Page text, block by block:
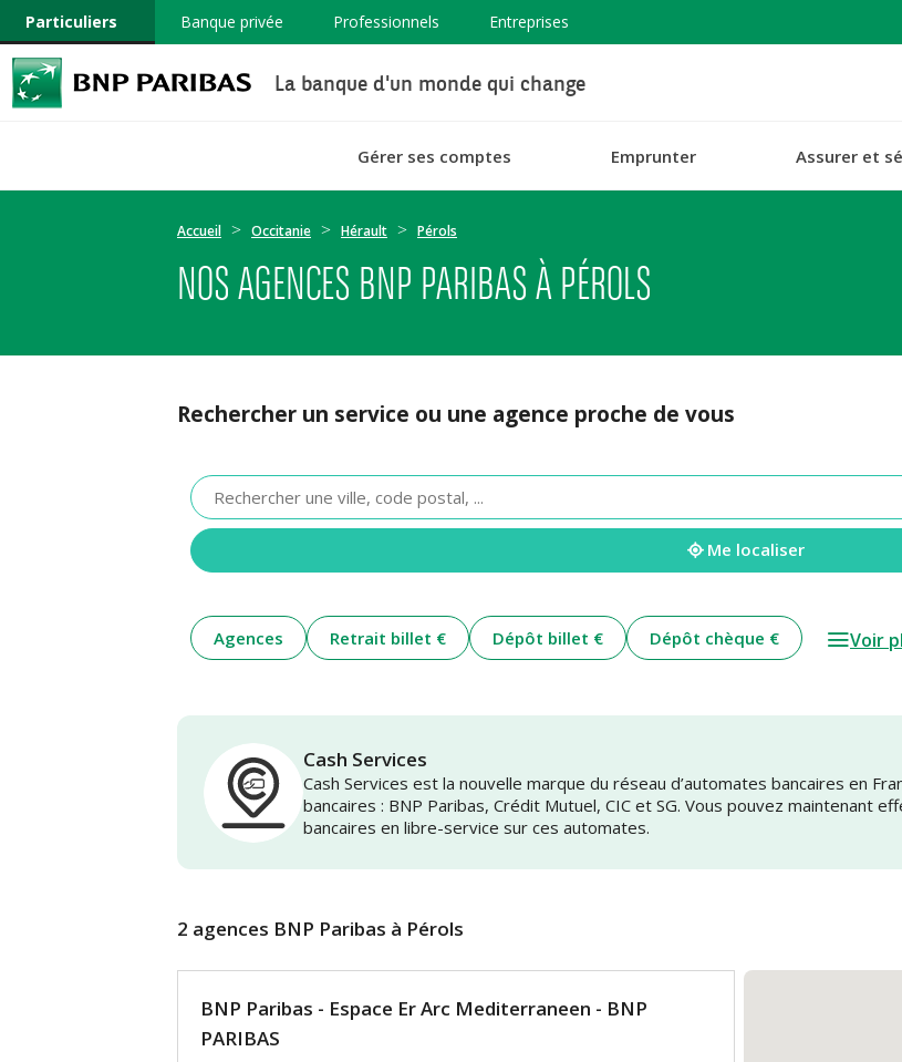
Particuliers Banque privée Professionnels Entreprises
La banque d'un monde qui change
Gérer ses comptes Emprunter Assurer et
Accueil Occitanie Hérault Pérols
NOS AGENCES BNP PARIBAS À PÉROLS
Rechercher un service ou une agence proche de vous
Veuillez
renseigner
une
adresse
Me localiser
Agences Retrait billet € Dépôt billet € Dépôt chèque € Voir
Cash Services
Cash Services est la nouvelle marque du réseau d’automates bancaires en
bancaires : BNP Paribas, Crédit Mutuel, CIC et SG. Vous pouvez maintenant
bancaires en libre-service sur ces automates.
2 agences BNP Paribas à Pérols
BNP Paribas - Espace Er Arc Mediterraneen - BNP
PARIBAS